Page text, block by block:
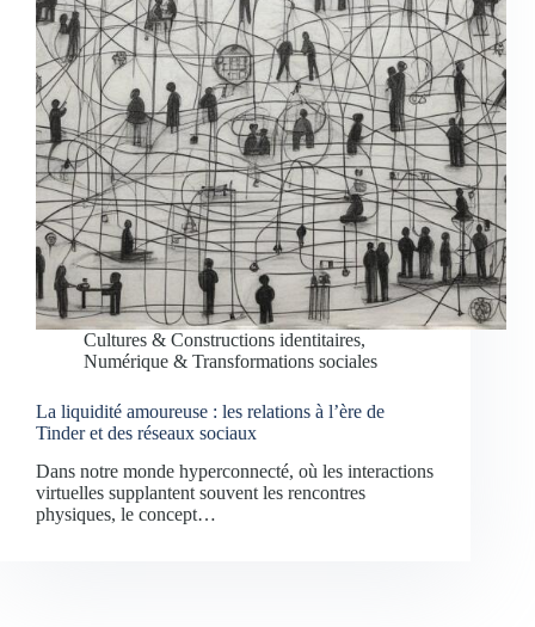
Cultures & Constructions identitaires,
Numérique & Transformations sociales
La liquidité amoureuse : les relations à l’ère de
Tinder et des réseaux sociaux
Dans notre monde hyperconnecté, où les interactions
virtuelles supplantent souvent les rencontres
physiques, le concept…